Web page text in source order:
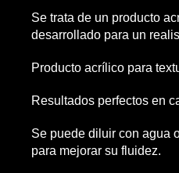
Se trata de un producto
desarrollado para un
Producto acrílico para
Resultados perfectos en
Se puede diluir con agua
para mejorar su fluidez.